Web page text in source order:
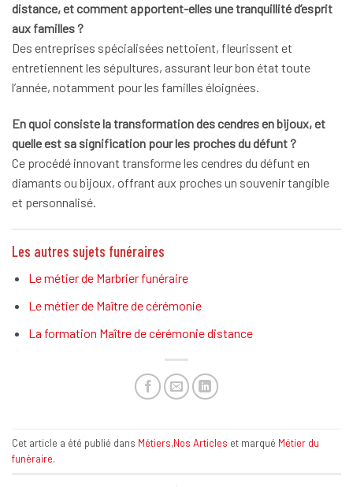
distance, et comment apportent-elles une tranquillité d’esprit
aux familles ?
Des entreprises spécialisées nettoient, fleurissent et
entretiennent les sépultures, assurant leur bon état toute
l’année, notamment pour les familles éloignées.
En quoi consiste la transformation des cendres en bijoux, et
quelle est sa signification pour les proches du défunt ?
Ce procédé innovant transforme les cendres du défunt en
diamants ou bijoux, offrant aux proches un souvenir tangible
et personnalisé.
Les autres sujets funéraires
Le métier de Marbrier funéraire
Le métier de Maître de cérémonie
La formation Maître de cérémonie distance
Cet article a été publié dans Métiers,Nos Articles et marqué Métier du
funéraire.